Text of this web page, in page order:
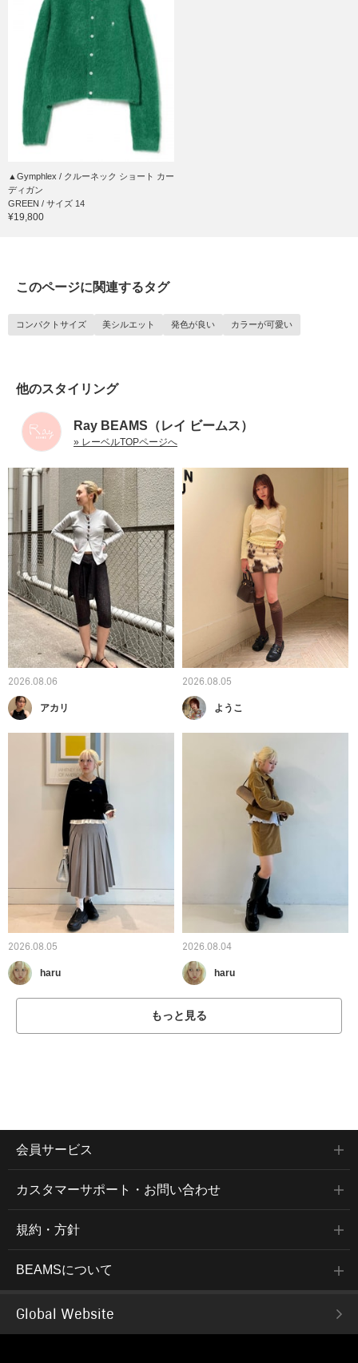
▲Gymphlex / クルーネック ショート カー
ディガン
GREEN / サイズ 14
¥19,800
このページに関連するタグ
コンパクトサイズ 美シルエット 発色が良い カラーが可愛い
他のスタイリング
Ray BEAMS（レイ ビームス）
» レーベルTOPページへ
2026.08.06
アカリ
2026.08.05
ようこ
2026.08.05
haru
2026.08.04
haru
もっと見る
会員サービス
カスタマーサポート・お問い合わせ
規約・方針
BEAMSについて
Global Website